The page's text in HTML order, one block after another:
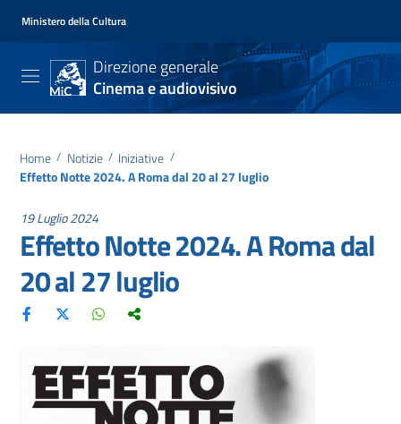
Ministero della Cultura
Direzione generale
Cinema e audiovisivo
Home / Notizie / Iniziative /
Effetto Notte 2024. A Roma dal 20 al 27 luglio
19 Luglio 2024
Effetto Notte 2024. A Roma dal
20 al 27 luglio